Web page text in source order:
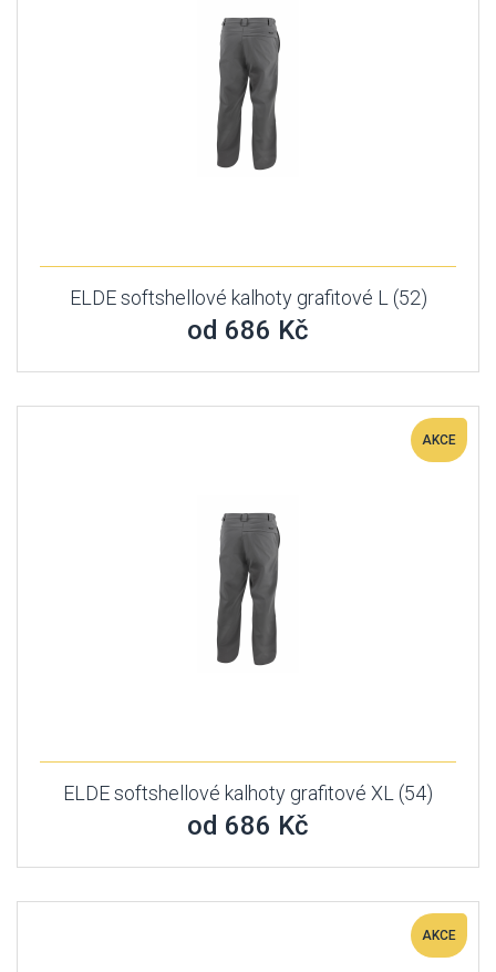
ELDE softshellové kalhoty grafitové L (52)
od 686 Kč
AKCE
ELDE softshellové kalhoty grafitové XL (54)
od 686 Kč
AKCE